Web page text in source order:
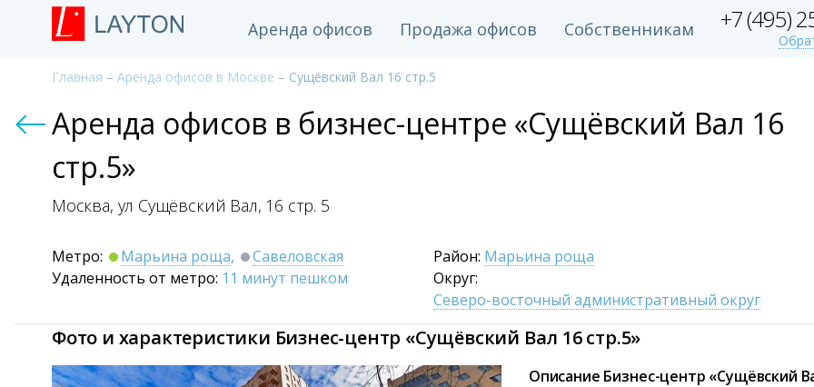
Аренда офисов Продажа офисов Собственникам +7 (495)
Главная – Аренда офисов в Москве – Сущёвский Вал 16 стр.5
Аренда офисов в бизнес-центре «Сущёвский Вал 16
стр.5»
Москва, ул Сущёвский Вал, 16 стр. 5
Метро: Марьина роща,
Савеловская
Удаленность от метро: 11 минут пешком
Район: Марьина роща
Округ:
Северо-восточный административный округ
Фото и характеристики Бизнес-центр «Сущёвский Вал 16 стр.5»
Описание Бизнес-центр «Сущёвский